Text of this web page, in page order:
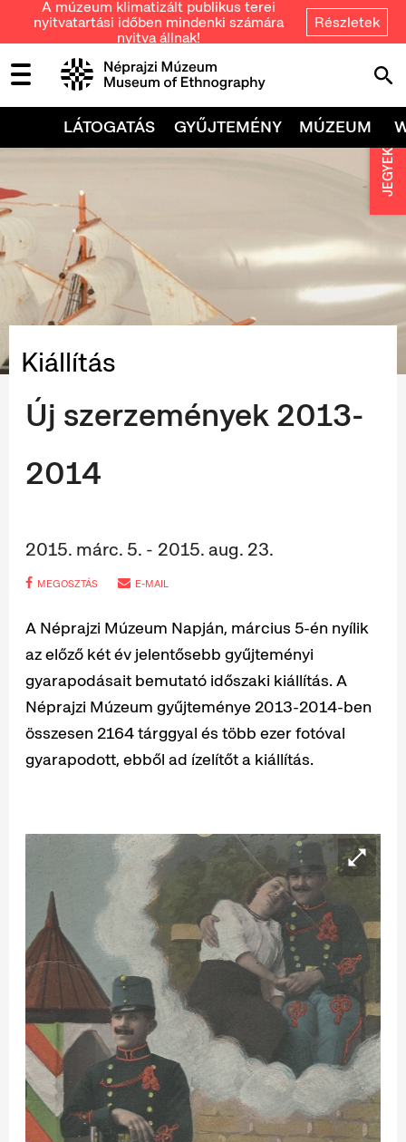
A múzeum klimatizált publikus terei
nyitvatartási időben mindenki számára
nyitva állnak!
Részletek
LÁTOGATÁS GYŰJTEMÉNY MÚZEUM
Kiállítás
Új szerzemények 2013-
2014
2015. márc. 5. - 2015. aug. 23.
MEGOSZTÁS E-MAIL
A Néprajzi Múzeum Napján, március 5-én nyílik
az előző két év jelentősebb gyűjteményi
gyarapodásait bemutató időszaki kiállítás. A
Néprajzi Múzeum gyűjteménye 2013-2014-ben
összesen 2164 tárggyal és több ezer fotóval
gyarapodott, ebből ad ízelítőt a kiállítás.
JEGYEK